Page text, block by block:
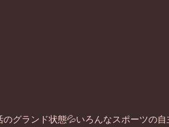
グランド状態💦いろんなスポーツの自